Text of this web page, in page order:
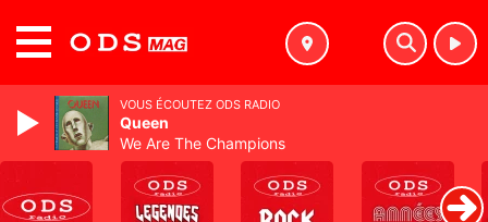
VOUS ÉCOUTEZ ODS RADIO
Queen
We Are The Champions